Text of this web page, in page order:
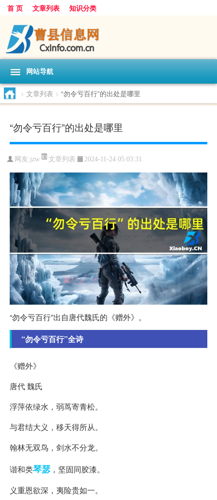
首 页 文章列表 知识分类
网站导航
> 文章列表 > “勿令亏百行”的出处是哪里
“勿令亏百行”的出处是哪里
网友:jzw 文章列表 2024-11-24 05:03:31
“勿令亏百行”出自唐代魏氏的《赠外》。
“勿令亏百行”全诗
《赠外》
唐代 魏氏
浮萍依绿水，弱茑寄青松。
与君结大义，移天得所从。
翰林无双鸟，剑水不分龙。
谐和类琴瑟 ，坚固同胶漆。
义重恩欲深，夷险贵如一。